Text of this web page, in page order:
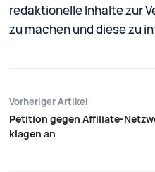
redaktionelle Inhalte zur
zu machen und diese zu
Vorheriger Artikel
Petition gegen Affiliate-
klagen an